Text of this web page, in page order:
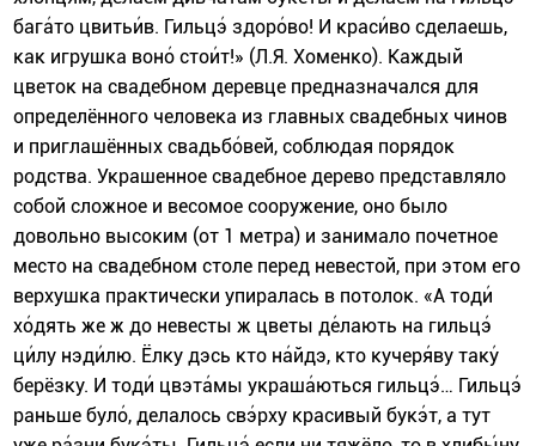
бага́то цвитьи́в. Гильцэ́ здоро́во! И краси́во сделаешь,
как игрушка воно́ стои́т!» (Л.Я. Хоменко). Каждый
цветок на свадебном деревце предназначался для
определённого человека из главных свадебных чинов
и приглашённых свадьбо́вей, соблюдая порядок
родства. Украшенное свадебное дерево представляло
собой сложное и весомое сооружение, оно было
довольно высоким (от 1 метра) и занимало почетное
место на свадебном столе перед невестой, при этом его
верхушка практически упиралась в потолок. «А тоди́
хо́дять же ж до невесты ж цветы де́лають на гильцэ́
ци́лу нэди́лю. Ёлку дэсь кто на́йдэ, кто кучеря́ву таку́
берёзку. И тоди́ цвэта́мы украша́ються гильцэ́… Гильцэ́
раньше було́, делалось свэ́рху красивый букэ́т, а тут